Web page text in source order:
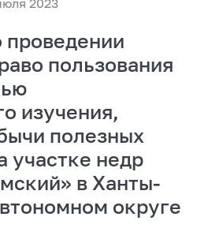
пользования
изучения,
полезных
участке недр
в Ханты-
округе